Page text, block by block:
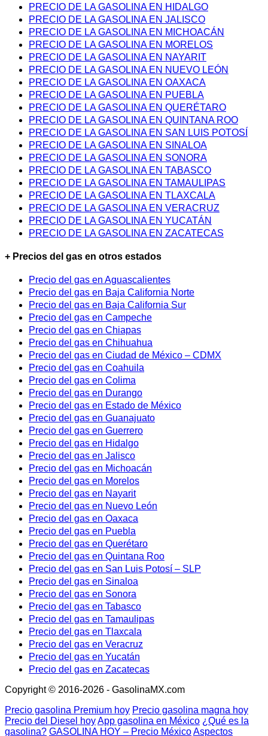
PRECIO DE LA GASOLINA EN HIDALGO
PRECIO DE LA GASOLINA EN JALISCO
PRECIO DE LA GASOLINA EN MICHOACÁN
PRECIO DE LA GASOLINA EN MORELOS
PRECIO DE LA GASOLINA EN NAYARIT
PRECIO DE LA GASOLINA EN NUEVO LEÓN
PRECIO DE LA GASOLINA EN OAXACA
PRECIO DE LA GASOLINA EN PUEBLA
PRECIO DE LA GASOLINA EN QUERÉTARO
PRECIO DE LA GASOLINA EN QUINTANA ROO
PRECIO DE LA GASOLINA EN SAN LUIS POTOSÍ
PRECIO DE LA GASOLINA EN SINALOA
PRECIO DE LA GASOLINA EN SONORA
PRECIO DE LA GASOLINA EN TABASCO
PRECIO DE LA GASOLINA EN TAMAULIPAS
PRECIO DE LA GASOLINA EN TLAXCALA
PRECIO DE LA GASOLINA EN VERACRUZ
PRECIO DE LA GASOLINA EN YUCATÁN
PRECIO DE LA GASOLINA EN ZACATECAS
+ Precios del gas en otros estados
Precio del gas en Aguascalientes
Precio del gas en Baja California Norte
Precio del gas en Baja California Sur
Precio del gas en Campeche
Precio del gas en Chiapas
Precio del gas en Chihuahua
Precio del gas en Ciudad de México – CDMX
Precio del gas en Coahuila
Precio del gas en Colima
Precio del gas en Durango
Precio del gas en Estado de México
Precio del gas en Guanajuato
Precio del gas en Guerrero
Precio del gas en Hidalgo
Precio del gas en Jalisco
Precio del gas en Michoacán
Precio del gas en Morelos
Precio del gas en Nayarit
Precio del gas en Nuevo León
Precio del gas en Oaxaca
Precio del gas en Puebla
Precio del gas en Querétaro
Precio del gas en Quintana Roo
Precio del gas en San Luis Potosí – SLP
Precio del gas en Sinaloa
Precio del gas en Sonora
Precio del gas en Tabasco
Precio del gas en Tamaulipas
Precio del gas en Tlaxcala
Precio del gas en Veracruz
Precio del gas en Yucatán
Precio del gas en Zacatecas
Copyright © 2016-2026 - GasolinaMX.com
Precio gasolina Premium hoy Precio gasolina magna hoy
Precio del Diesel hoyApp gasolina en México ¿Qué es la
gasolina? GASOLINA HOY – Precio MéxicoAspectos